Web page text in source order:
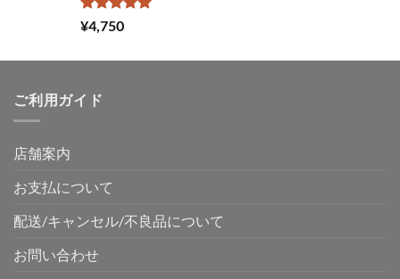
5段階中
5.00
¥4,750
ご利用ガイド
店舗案内
お支払について
配送/キャンセル/不良品について
お問い合わせ